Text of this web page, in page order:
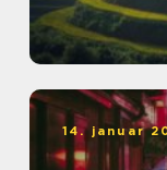
14. januar